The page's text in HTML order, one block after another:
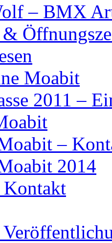
– BMX
Moabit
2011 –
–
2014
Kontakt